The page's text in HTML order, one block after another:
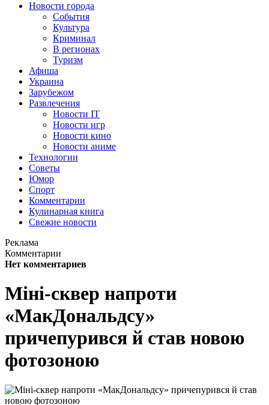
Новости города
События
Культура
Криминал
В регионах
Туризм
Афиша
Украина
Зарубежом
Развлечения
Новости IT
Новости игр
Новости кино
Новости аниме
Технологии
Советы
Юмор
Спорт
Комментарии
Кулинарная книга
Свежие новости
Реклама
Комментарии
Нет комментариев
Міні-сквер напроти
«МакДональдсу»
причепурився й став новою
фотозоною